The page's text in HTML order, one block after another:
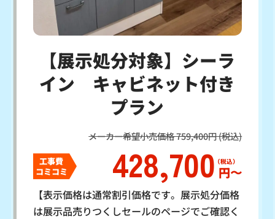
【展示処分対象】シーラ
イン キャビネット付き
プラン
メーカー希望小売価格 759,400円 (税込)
工事費
コミコミ
428,700 円〜
【表示価格は通常割引価格です。展示処分価格
は展示品売りつくしセールのページでご確認く